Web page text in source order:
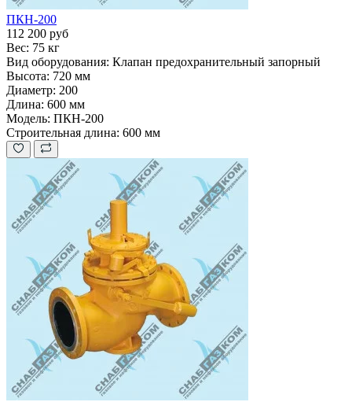
ПКН-200
112 200 руб
Вес: 75 кг
Вид оборудования: Клапан предохранительный запорный
Высота: 720 мм
Диаметр: 200
Длина: 600 мм
Модель: ПКН-200
Строительная длина: 600 мм